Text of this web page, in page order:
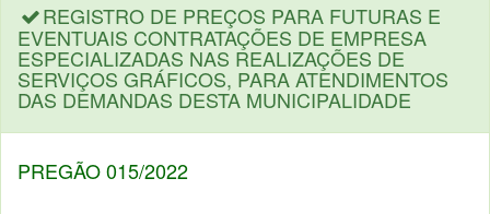
REGISTRO DE PREÇOS PARA FUTURAS E
EVENTUAIS CONTRATAÇÕES DE EMPRESA
ESPECIALIZADAS NAS REALIZAÇÕES DE
SERVIÇOS GRÁFICOS, PARA ATENDIMENTOS
DAS DEMANDAS DESTA MUNICIPALIDADE
PREGÃO 015/2022